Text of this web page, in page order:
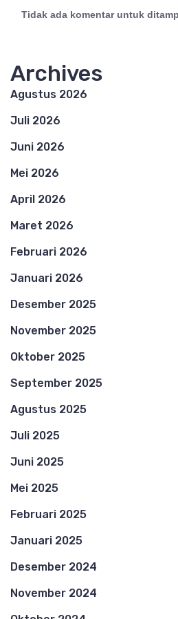
Tidak ada komentar untuk
Archives
Agustus 2026
Juli 2026
Juni 2026
Mei 2026
April 2026
Maret 2026
Februari 2026
Januari 2026
Desember 2025
November 2025
Oktober 2025
September 2025
Agustus 2025
Juli 2025
Juni 2025
Mei 2025
Februari 2025
Januari 2025
Desember 2024
November 2024